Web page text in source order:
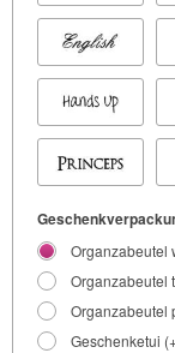
Organzabeutel
Organzabeutel
Organzabeutel
Geschenketui